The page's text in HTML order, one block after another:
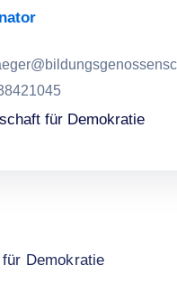
für Demokratie
Demokratie